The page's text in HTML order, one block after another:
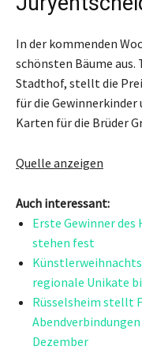
In der kommenden
schönsten Bäume aus.
Stadthof, stellt die
für die
Karten für die Brüder
Quelle anzeigen
Auch interessant:
Erste Gewinner des
stehen fest
regionale Unikate
Rüsselsheim stellt
Dezember